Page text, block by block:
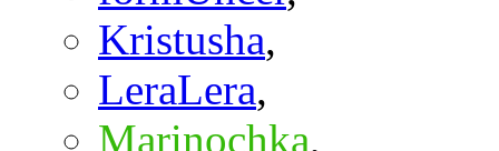
Kristusha,
LeraLera,
Marinochka,